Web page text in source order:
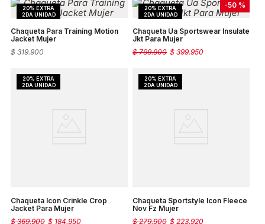
Chaqueta Para Training Motion
Jacket Mujer
$ 319.900
-50 %
Chaqueta Ua Sportswear Insulate
Jkt Para Mujer
$ 399.950
$ 799.900
Chaqueta Icon Crinkle Crop
Jacket Para Mujer
$ 184.950
$ 369.900
Chaqueta Sportstyle Icon Fleece
Nov Fz Mujer
$ 223.920
$ 279.900